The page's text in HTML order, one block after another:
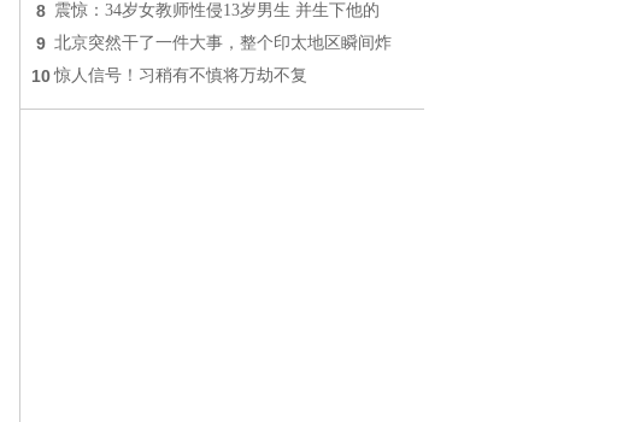
8 震惊：34岁女教师性侵13岁男生 并生下他的
9 北京突然干了一件大事，整个印太地区瞬间炸
10 惊人信号！习稍有不慎将万劫不复